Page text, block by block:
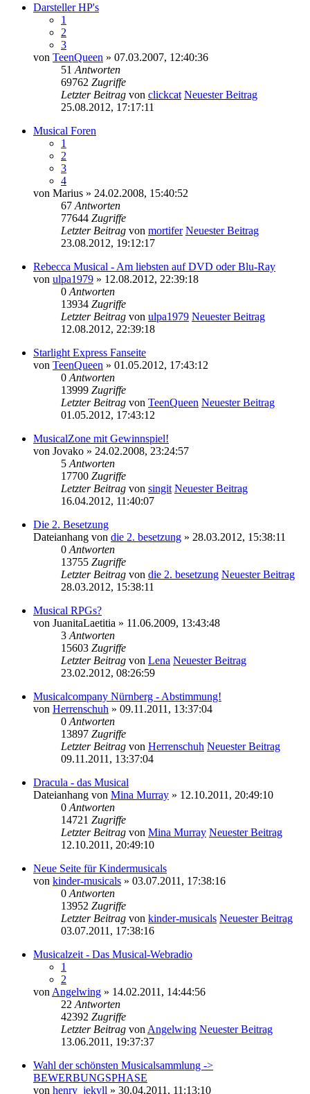
Darsteller HP's
1
2
3
von TeenQueen » 07.03.2007, 12:40:36
51 Antworten
69762 Zugriffe
Letzter Beitrag von clickcat Neuester Beitrag
25.08.2012, 17:17:11
Musical Foren
1
2
3
4
von Marius » 24.02.2008, 15:40:52
67 Antworten
77644 Zugriffe
Letzter Beitrag von mortifer Neuester Beitrag
23.08.2012, 19:12:17
Rebecca Musical - Am liebsten auf DVD oder Blu-Ray
von ulpa1979 » 12.08.2012, 22:39:18
0 Antworten
13934 Zugriffe
Letzter Beitrag von ulpa1979 Neuester Beitrag
12.08.2012, 22:39:18
Starlight Express Fanseite
von TeenQueen » 01.05.2012, 17:43:12
0 Antworten
13999 Zugriffe
Letzter Beitrag von TeenQueen Neuester Beitrag
01.05.2012, 17:43:12
MusicalZone mit Gewinnspiel!
von Jovako » 24.02.2008, 23:24:57
5 Antworten
17700 Zugriffe
Letzter Beitrag von singit Neuester Beitrag
16.04.2012, 11:40:07
Die 2. Besetzung
Dateianhang von die 2. besetzung » 28.03.2012, 15:38:11
0 Antworten
13755 Zugriffe
Letzter Beitrag von die 2. besetzung Neuester Beitrag
28.03.2012, 15:38:11
Musical RPGs?
von JuanitaLaetitia » 11.06.2009, 13:43:48
3 Antworten
15603 Zugriffe
Letzter Beitrag von Lena Neuester Beitrag
23.02.2012, 08:26:59
Musicalcompany Nürnberg - Abstimmung!
von Herrenschuh » 09.11.2011, 13:37:04
0 Antworten
13897 Zugriffe
Letzter Beitrag von Herrenschuh Neuester Beitrag
09.11.2011, 13:37:04
Dracula - das Musical
Dateianhang von Mina Murray » 12.10.2011, 20:49:10
0 Antworten
14721 Zugriffe
Letzter Beitrag von Mina Murray Neuester Beitrag
12.10.2011, 20:49:10
Neue Seite für Kindermusicals
von kinder-musicals » 03.07.2011, 17:38:16
0 Antworten
13952 Zugriffe
Letzter Beitrag von kinder-musicals Neuester Beitrag
03.07.2011, 17:38:16
Musicalzeit - Das Musical-Webradio
1
2
von Angelwing » 14.02.2011, 14:44:56
22 Antworten
42392 Zugriffe
Letzter Beitrag von Angelwing Neuester Beitrag
13.06.2011, 19:37:37
Wahl der schönsten Musicalsammlung ->
BEWERBUNGSPHASE
von henry_jekyll » 30.04.2011, 11:13:10